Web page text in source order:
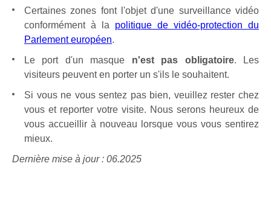
Certaines zones font l'objet d'une surveillance vidéo
conformément à la politique de vidéo-protection du
Parlement européen.
Le port d'un masque n'est pas obligatoire. Les
visiteurs peuvent en porter un s'ils le souhaitent.
Si vous ne vous sentez pas bien, veuillez rester chez
vous et reporter votre visite. Nous serons heureux de
vous accueillir à nouveau lorsque vous vous sentirez
mieux.
Dernière mise à jour : 06.2025